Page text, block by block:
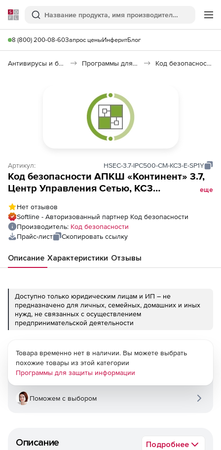
Softline
Поиск
8 (800) 200-08-60Запрос ценыИнферитБлог
Антивирусы и безопасность Программы для защиты информации Код безопасности: АПКШ «Континент»
Артикул: HSEC-3.7-IPC500-CM-KC3-E-SP1Y
Код безопасности АПКШ «Континент» 3.7,
Центр Управления Сетью, КС3
еще
Нет отзывов
Softline - Авторизованный партнер Код безопасности
Производитель: Код безопасности
Прайс-лист
Скопировать ссылку
Описание Характеристики Отзывы
Доступно только юридическим лицам и ИП – не
предназначено для личных, семейных, домашних и иных
нужд, не связанных с осуществлением
предпринимательской деятельности
Описание Подробнее
Товара временно нет в наличии. Вы можете выбрать
похожие товары из этой категории
Программы для защиты информации
Поможем с выбором